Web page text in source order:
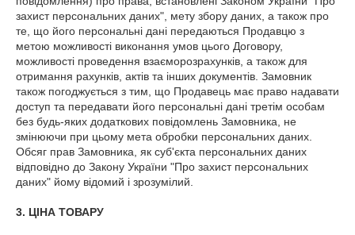
захист персональних даних", мету збору даних, а також про
те, що його персональні дані передаються Продавцю з
метою можливості виконання умов цього Договору,
можливості проведення взаєморозрахунків, а також для
отримання рахунків, актів та інших документів. Замовник
також погоджується з тим, що Продавець має право надавати
доступ та передавати його персональні дані третім особам
без будь-яких додаткових повідомлень Замовника, не
змінюючи при цьому мета обробки персональних даних.
Обсяг прав Замовника, як суб'єкта персональних даних
відповідно до Закону України "Про захист персональних
даних" йому відомий і зрозумілий.
3. ЦІНА ТОВАРУ